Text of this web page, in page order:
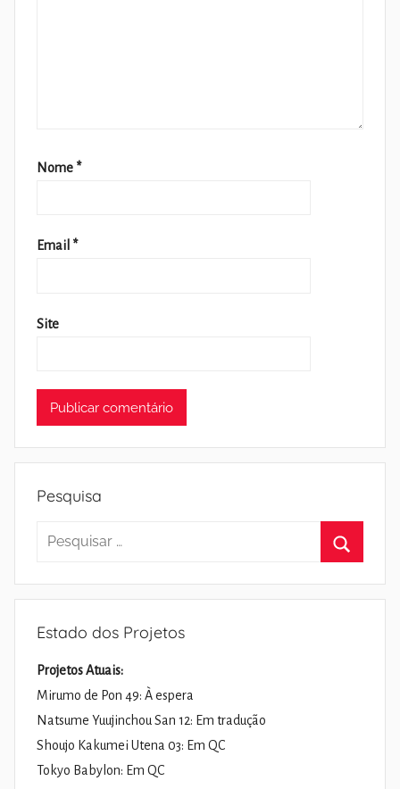
Nome *
Email *
Site
Pesquisa
Pesquisar
Estado dos Projetos
Projetos Atuais:
Mirumo de Pon 49: À espera
Natsume Yuujinchou San 12: Em tradução
Shoujo Kakumei Utena 03: Em QC
Tokyo Babylon: Em QC